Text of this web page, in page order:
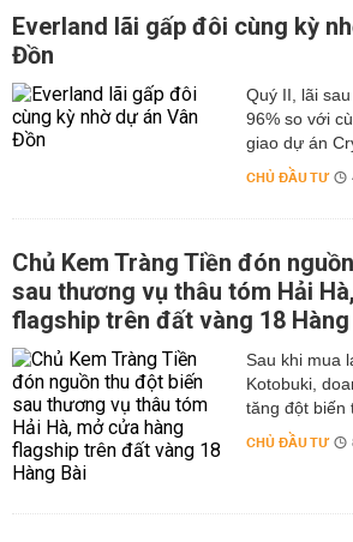
Everland lãi gấp đôi cùng kỳ
Đồn
Quý II, lãi
96% so với
giao dự án
CHỦ ĐẦU TƯ
Chủ Kem Tràng Tiền đón
sau thương vụ thâu tóm Hải
flagship trên đất vàng 18 Hàng
Sau khi mua
Kotobuki,
tăng đột biến
CHỦ ĐẦU TƯ